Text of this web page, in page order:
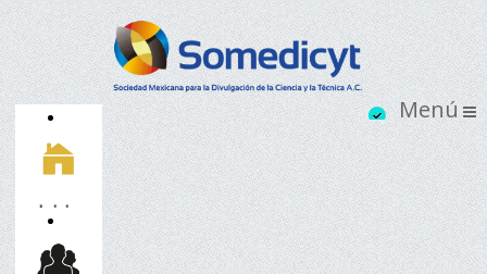
Inicio